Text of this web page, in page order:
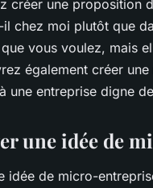
une proposition
chez moi plutôt que
vous voulez, mais
également créer
une entreprise digne
une idée de
idée de micro-